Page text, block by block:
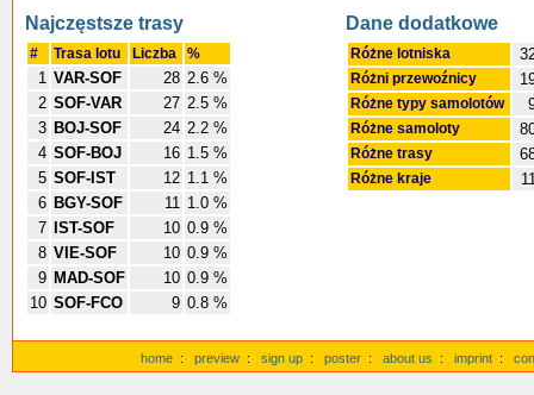
Najczęstsze trasy
# Trasa lotu Liczba %
1 VAR-SOF 28 2.6 %
2 SOF-VAR 27 2.5 %
3 BOJ-SOF 24 2.2 %
4 SOF-BOJ 16 1.5 %
5 SOF-IST 12 1.1 %
6 BGY-SOF 11 1.0 %
7
IST-SOF 10 0.9 %
8 VIE-SOF 10 0.9 %
9 MAD-SOF 10 0.9 %
10 SOF-FCO 9 0.8 %
Dane dodatkowe
Różne lotniska
Różni przewoźnicy
Różne typy samolotów
Różne samoloty
Różne trasy
Różne kraje
home : preview : sign up : poster : about us : imprint :